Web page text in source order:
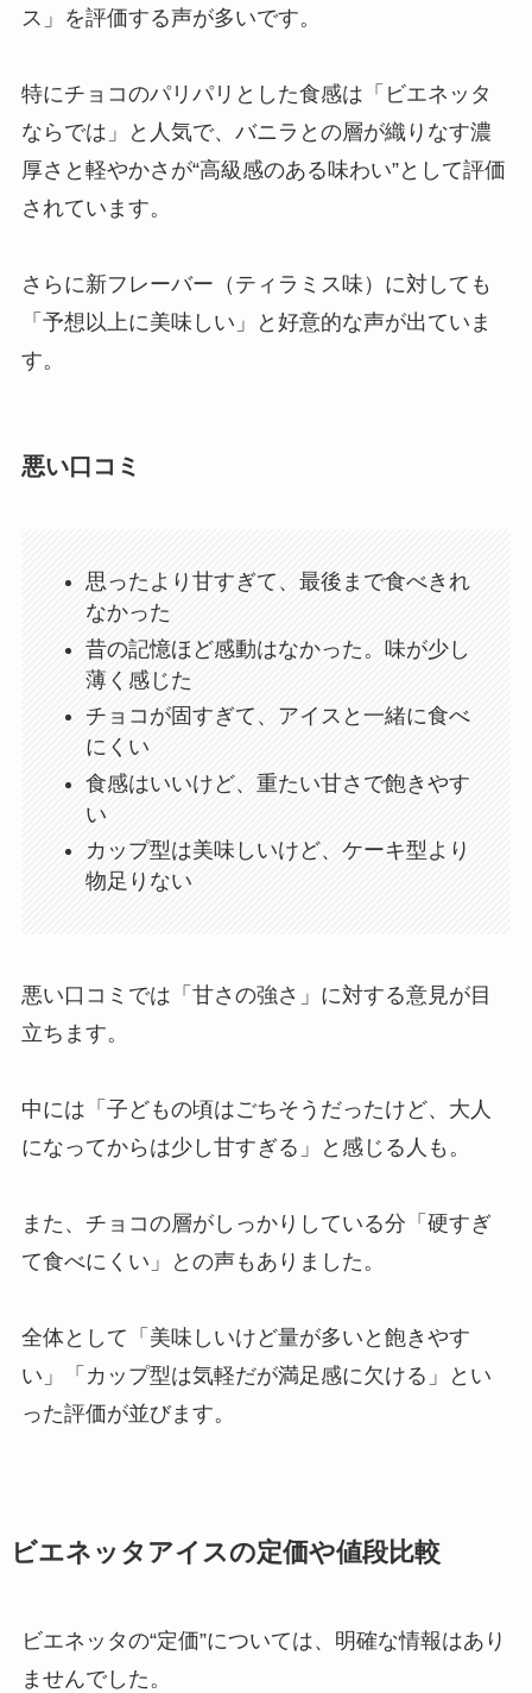
ス」を評価する声が多いです。
特にチョコのパリパリとした食感は「ビエネッタ
ならでは」と人気で、バニラとの層が織りなす濃
厚さと軽やかさが“高級感のある味わい”として評価
されています。
さらに新フレーバー（ティラミス味）に対しても
「予想以上に美味しい」と好意的な声が出ていま
す。
悪い口コミ
思ったより甘すぎて、最後まで食べきれ
なかった
昔の記憶ほど感動はなかった。味が少し
薄く感じた
チョコが固すぎて、アイスと一緒に食べ
にくい
食感はいいけど、重たい甘さで飽きやす
い
カップ型は美味しいけど、ケーキ型より
物足りない
悪い口コミでは「甘さの強さ」に対する意見が目
立ちます。
中には「子どもの頃はごちそうだったけど、大人
になってからは少し甘すぎる」と感じる人も。
また、チョコの層がしっかりしている分「硬すぎ
て食べにくい」との声もありました。
全体として「美味しいけど量が多いと飽きやす
い」「カップ型は気軽だが満足感に欠ける」とい
った評価が並びます。
ビエネッタアイスの定価や値段比較
ビエネッタの“定価”については、明確な情報はあり
ませんでした。